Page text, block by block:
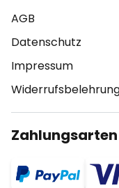
AGB
Datenschutz
Impressum
Zahlungsarten